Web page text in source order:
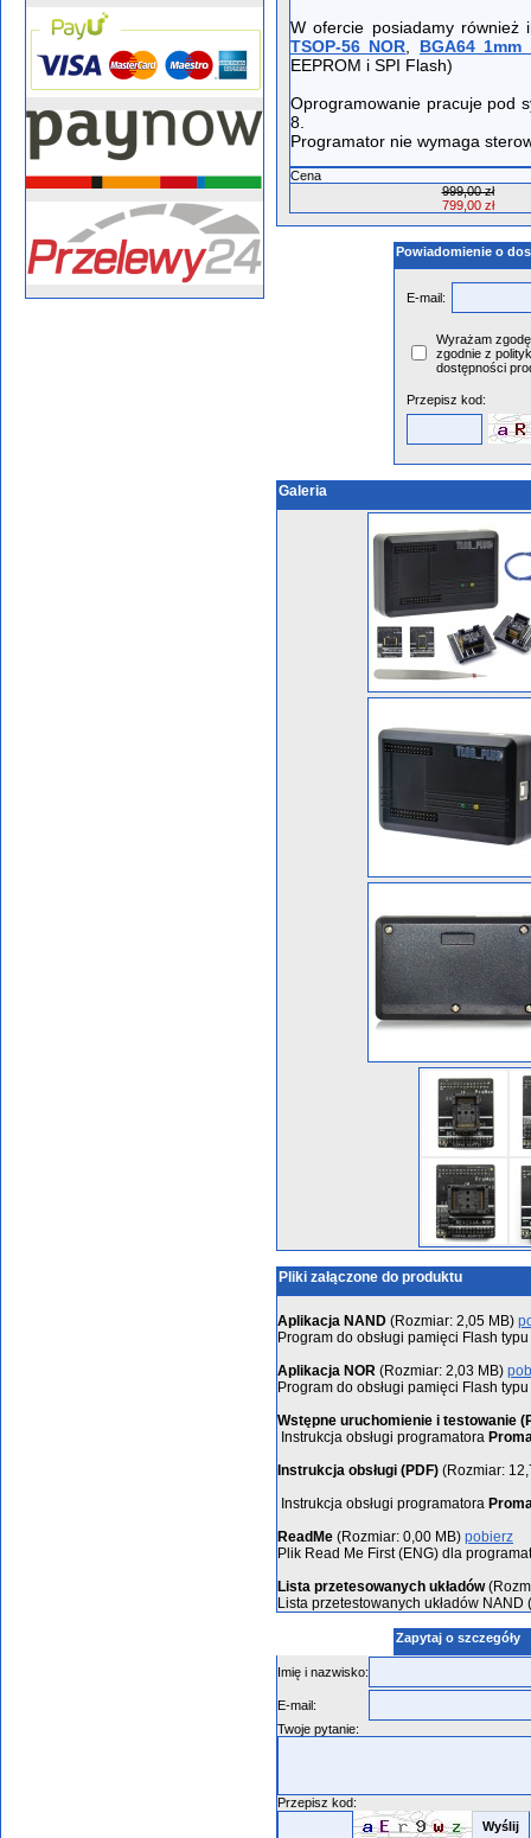
W ofercie posiadamy również
TSOP-56 NOR
BGA64 1mm
EEPROM i SPI Flash)
Oprogramowanie pracuje pod
8.
Programator nie wymaga
Cena
999,00 zł
799,00 zł
Powiadomienie o
E-mail:
Wyrażam
zgodnie z
dostępności
Przepisz kod:
Galeria
Pliki załączone do produktu
Aplikacja NAND (Rozmiar: 2,05 MB)
Program do obsługi pamięci Flash typu
Aplikacja NOR (Rozmiar: 2,03 MB)
Program do obsługi pamięci Flash typu
Wstępne uruchomienie i testowanie
Instrukcja obsługi programatora
Instrukcja obsługi (PDF) (Rozmiar:
Instrukcja obsługi programatora
ReadMe (Rozmiar: 0,00 MB) pobierz
Plik Read Me First (ENG) dla
Lista przetesowanych układów
Lista przetestowanych układów
Zapytaj o szczegóły
Imię i nazwisko:
E-mail:
Twoje pytanie:
Przepisz kod: